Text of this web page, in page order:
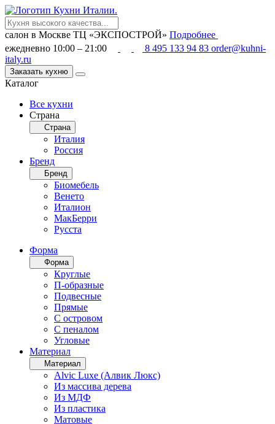
салон в Москве ТЦ «ЭКСПОСТРОЙ» Подробнее
ежедневно 10:00 – 21:00
8 495 133 94 83 order@kuhni-
italy.ru
Заказать кухню
Каталог
Все кухни
Страна
Страна
Италия
Россия
Бренд
Бренд
Биомебель
Венето
Италион
МакБерри
Русста
Форма
Форма
Круглые
П-образные
Подвесные
Прямые
С островом
С пеналом
Угловые
Материал
Материал
Alvic Luxe (Алвик Люкс)
Из массива дерева
Из МДФ
Из пластика
Матовые